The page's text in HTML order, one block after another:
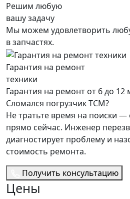
Решим любую
вашу задачу
Мы можем удовлетворить
в запчастях.
Гарантия на ремонт
техники
Гарантия на ремонт от 6 до 12
Сломался погрузчик TCM?
Не тратьте время на поиски —
прямо сейчас. Инженер
диагностирует проблему и
стоимость ремонта.
Получить консультацию
Цены